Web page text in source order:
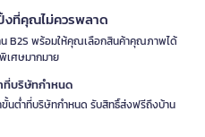
งที่คุณไม่ควรพลาด
น B2S พร้อมให้คุณเลือกสินค้าคุณภาพได้
เศษมากมาย
ที่บริษัทกำหนด
นต่ำที่บริษัทกำหนด รับสิทธิ์ส่งฟรีถึงบ้าน